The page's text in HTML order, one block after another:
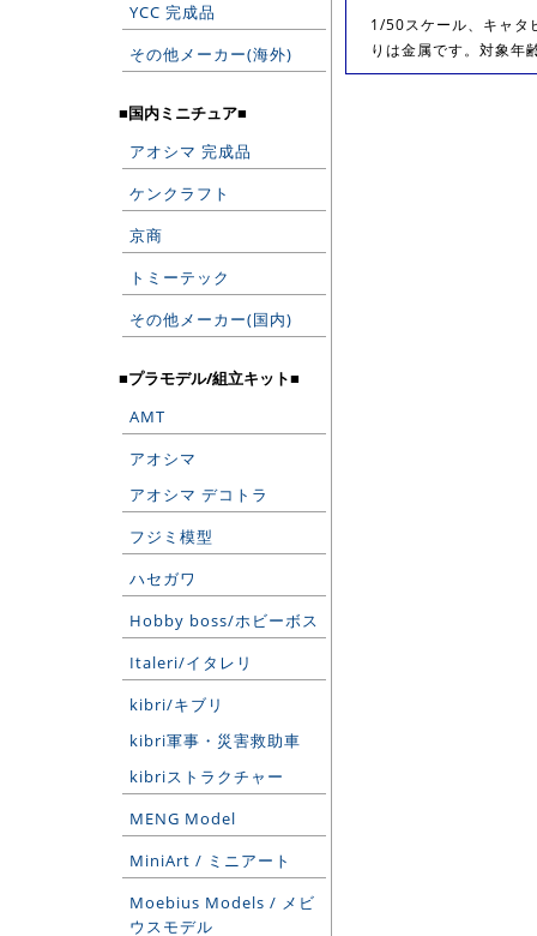
YCC 完成品
その他メーカー(海外)
■国内ミニチュア■
アオシマ 完成品
ケンクラフト
京商
トミーテック
その他メーカー(国内)
■プラモデル/組立キット■
AMT
アオシマ
アオシマ デコトラ
フジミ模型
ハセガワ
Hobby boss/ホビーボス
Italeri/イタレリ
kibri/キブリ
kibri軍事・災害救助車
kibriストラクチャー
MENG Model
MiniArt / ミニアート
Moebius Models / メビ
ウスモデル
1/50スケール、キャタ
りは金属です。対象